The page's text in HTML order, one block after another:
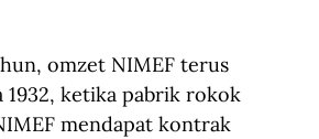
omzet NIMEF terus
1932, ketika pabrik rokok
mendapat kontrak